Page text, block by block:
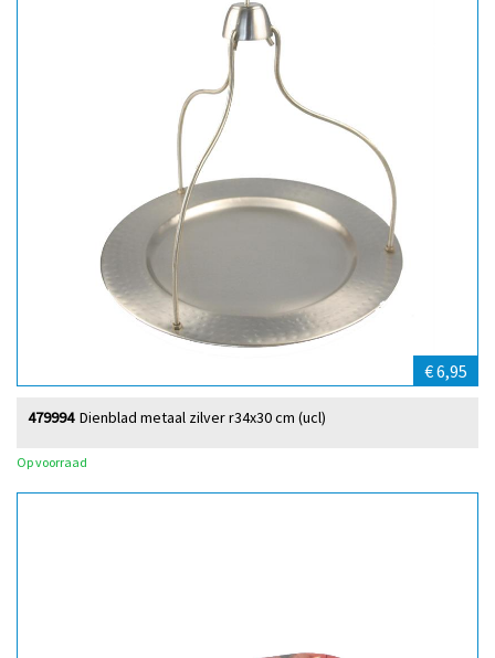
€ 6,95
Dienblad metaal zilver r34x30 cm (ucl)
479994
Op voorraad